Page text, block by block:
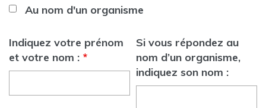
Au nom d'un organisme
Indiquez votre prénom
et votre nom : *
Si vous répondez au
nom d’un organisme,
indiquez son nom :